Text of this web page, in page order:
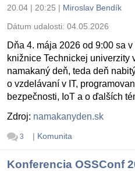
20.04 | 20:25 | Miroslav Bendík
Dátum udalosti: 04.05.2026
Dňa 4. mája 2026 od 9:00 sa
knižnice Technickej univerzity
namakaný deň, teda deň
o vzdelávaní v IT,
bezpečnosti, IoT a o ďalších
Zdroj: namakanyden.sk
3 | Komunita
Konferencia OSSConf